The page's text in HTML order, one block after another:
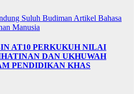
Suluh Budiman Artikel Bahasa
Manusia
AT10 PERKUKUH NILAI
DAN UKHUWAH
PENDIDIKAN KHAS